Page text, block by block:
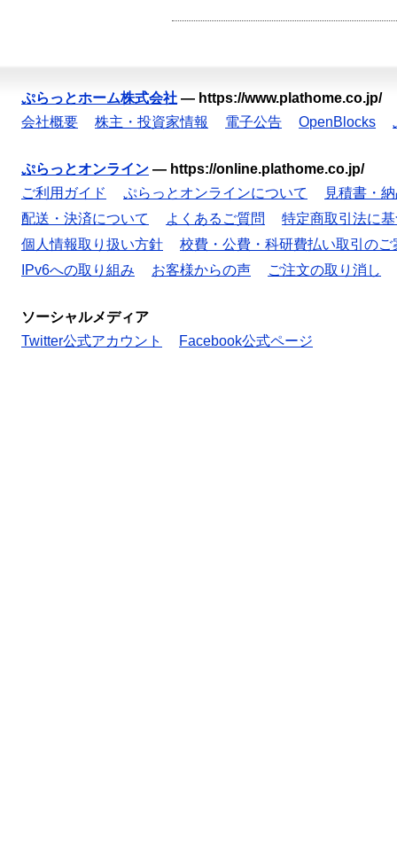
ぷらっとホーム株式会社 — https://www.plathome.co.jp/
会社概要
株主・投資家情報 電子公告 OpenBlocks
ぷらっとオンライン — https://online.plathome.co.jp/
ご利用ガイド
ぷらっとオンラインについて
見積書・
配送・決済について
よくあるご質問
特定商取引法に
個人情報取り扱い方針
校費・公費・科研費払い取引のご
IPv6への取り組み
お客様からの声 ご注文の取り消し
ソーシャルメディア
Twitter公式アカウント
Facebook公式ページ